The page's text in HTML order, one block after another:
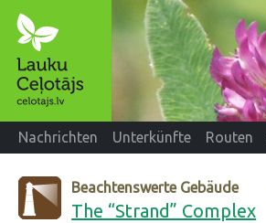
Nachrichten Unterkünfte Routen
Beachtenswerte Gebäude
The “Strand” Complex